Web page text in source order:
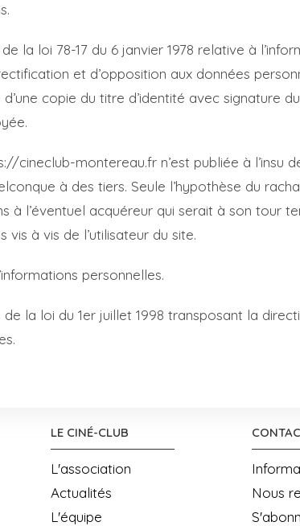
la loi 78-17 du 6 janvier 1978 relative à
et d’opposition aux données
copie du titre d’identité avec signature
montereau.fr n’est publiée à l’insu
à des tiers. Seule l’hypothèse du
l’éventuel acquéreur qui serait à son tour
à vis de l’utilisateur du site.
personnelles.
la loi du 1er juillet 1998 transposant la
LE CINÉ-CLUB
L'association
Actualités
L'équipe
Nous